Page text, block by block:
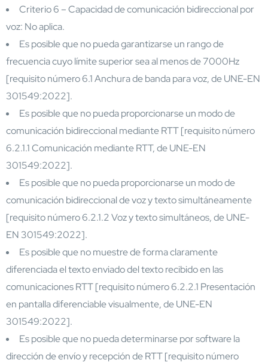
Criterio 6 – Capacidad de comunicación bidireccional por
voz: No aplica.
Es posible que no pueda garantizarse un rango de
frecuencia cuyo límite superior sea al menos de 7000Hz
[requisito número 6.1 Anchura de banda para voz, de UNE-EN
301549:2022].
Es posible que no pueda proporcionarse un modo de
comunicación bidireccional mediante RTT [requisito número
6.2.1.1 Comunicación mediante RTT, de UNE-EN
301549:2022].
Es posible que no pueda proporcionarse un modo de
comunicación bidireccional de voz y texto simultáneamente
[requisito número 6.2.1.2 Voz y texto simultáneos, de UNE-
EN 301549:2022].
Es posible que no muestre de forma claramente
diferenciada el texto enviado del texto recibido en las
comunicaciones RTT [requisito número 6.2.2.1 Presentación
en pantalla diferenciable visualmente, de UNE-EN
301549:2022].
Es posible que no pueda determinarse por software la
dirección de envío y recepción de RTT [requisito número